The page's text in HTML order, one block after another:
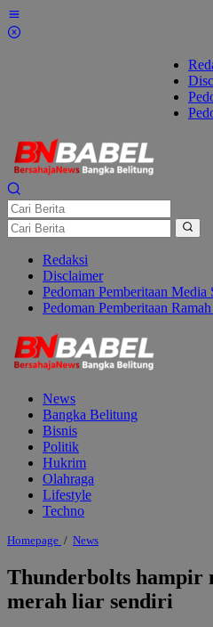
Lewati
ke
Redaksi
Disclaimer
Pedoman Pemberitaan Media
Pedoman Pemberitaan
News
Bangka Belitung
Bisnis
Politik
Hukrim
Olahraga
Lifestyle
Techno
Homepage / NewsThunderbolts
memiliki
Hulk
merah
liar
Thunderbolts
merah liar sendiri